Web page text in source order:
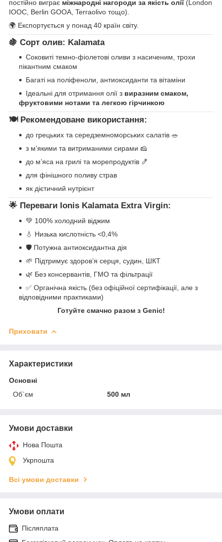
постійно виграє міжнародні нагороди за якість олії(London
IOOC, Berlin GOOA, Terraolivo тощо).
🌍 Експортується у понад 40 країн світу.
🍇 Сорт олив: Kalamata
Соковиті темно-фіолетові оливи з насиченим, трохи
пікантним смаком
Багаті на поліфеноли, антиоксиданти та вітаміни
Ідеальні для отримання олії з виразним смаком,
фруктовими нотами та легкою гірчинкою
🍽️ Рекомендоване використання:
до грецьких та середземноморських салатів 🥗
з м’якими та витриманими сирами 🧀
до м’яса на грилі та морепродуктів 🍤
для фінішного поливу страв
як дієтичний нутрієнт
🌟 Переваги Ionis Kalamata Extra Virgin:
💚 100% холодний віджим
💧 Низька кислотність <0,4%
🛡️ Потужна антиоксидантна дія
🌱 Підтримує здоров’я серця, судин, ШКТ
🌿 Без консервантів, ГМО та фільтрації
✅ Органічна якість (без офіційної сертифікації, але з
відповідними практиками)
Готуйте смачно разом з Genic!
Приховати
Характеристики
Основні
Об`єм
500 мл
Умови доставки
Нова Пошта
Укрпошта
Всі умови доставки
Умови оплати
Післяплата